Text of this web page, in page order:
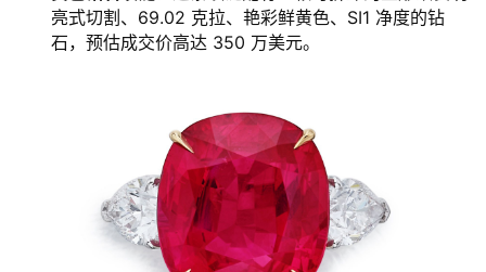
亮式切割、69.02 克拉、艳彩鲜黄色、SI1 净度的钻
石，预估成交价高达 350 万美元。